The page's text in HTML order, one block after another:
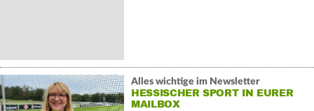
Alles wichtige im Newsletter
HESSISCHER SPORT IN EURER
MAILBOX